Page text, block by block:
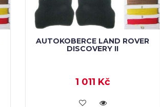
AUTOKOBERCE LAND ROVER
DISCOVERY II
1 011 Kč
KOUPIT